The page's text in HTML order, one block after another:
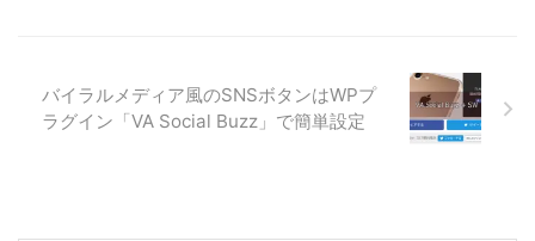
バイラルメディア風のSNSボタンはWPプ
ラグイン「VA Social Buzz」で簡単設定